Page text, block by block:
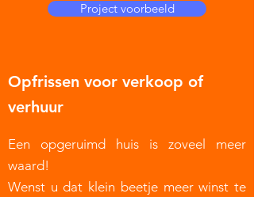
Project voorbeeld
Opfrissen voor verkoop of
verhuur
Een opgeruimd huis is zoveel meer
waard!
Wenst u dat klein beetje meer winst te